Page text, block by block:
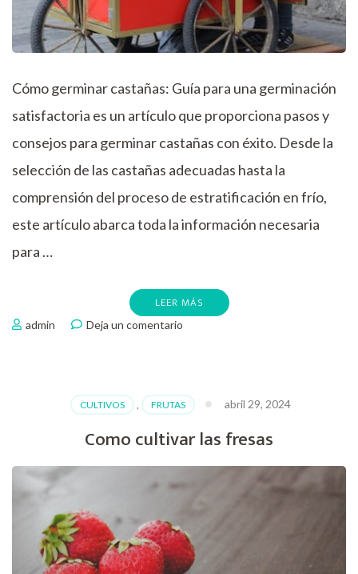
Cómo germinar castañas: Guía para una germinación
satisfactoria es un artículo que proporciona pasos y
consejos para germinar castañas con éxito. Desde la
selección de las castañas adecuadas hasta la
comprensión del proceso de estratificación en frío,
este artículo abarca toda la información necesaria
para …
LEER MÁS
admin Deja un comentario
CULTIVOS FRUTAS abril 29, 2024
Como cultivar las fresas